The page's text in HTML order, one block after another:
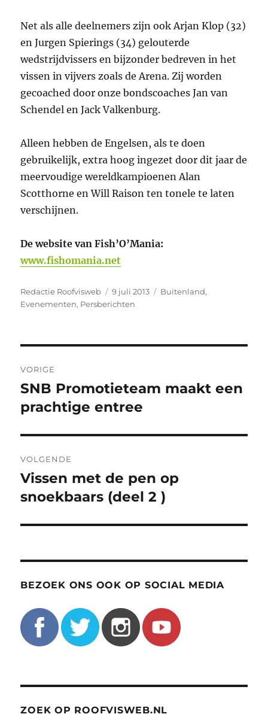
Net als alle deelnemers zijn ook Arjan Klop (32)
en Jurgen Spierings (34) gelouterde
wedstrijdvissers en bijzonder bedreven in het
vissen in vijvers zoals de Arena. Zij worden
gecoached door onze bondscoaches Jan van
Schendel en Jack Valkenburg.
Alleen hebben de Engelsen, als te doen
gebruikelijk, extra hoog ingezet door dit jaar de
meervoudige wereldkampioenen Alan
Scotthorne en Will Raison ten tonele te laten
verschijnen.
De website van Fish’O’Mania:
www.fishomania.net
Auteur
Redactie Roofvisweb
Geplaatst
op
9 juli 2013 Categorieën
Buitenland,
Evenementen, Persberichten
navigatie
VORIGE
Vorig
bericht:
SNB Promotieteam maakt een
prachtige entree
VOLGENDE
Volgend
bericht:
Vissen met de pen op
snoekbaars (deel 2 )
BEZOEK ONS OOK OP SOCIAL MEDIA
ZOEK OP ROOFVISWEB.NL